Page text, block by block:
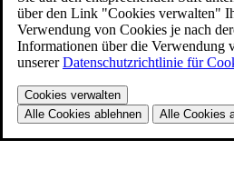
über den Link "Cookies verwalten"
Verwendung von Cookies je nach
Informationen über die Verwendung
unsererDatenschutzrichtlinie für
Cookies verwalten
Alle Cookies ablehnen
Alle Cookies